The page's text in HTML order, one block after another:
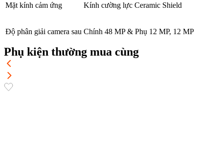
Mặt kính cảm ứng Kính cường lực Ceramic Shield
Độ phân giải camera sau Chính 48 MP & Phụ 12 MP, 12 MP
Phụ kiện thường mua cùng